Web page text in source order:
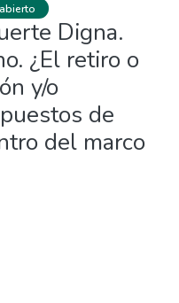
Digna.
¿El retiro o
y/o
de
del marco